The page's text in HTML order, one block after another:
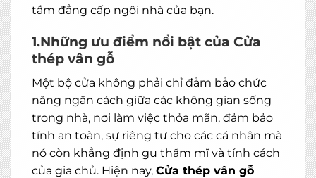
tầm đẳng cấp ngôi nhà của bạn.
1.Những ưu điểm nổi bật của Cửa
thép vân gỗ
Một bộ cửa không phải chỉ đảm bảo chức
năng ngăn cách giữa các không gian sống
trong nhà, nơi làm việc thỏa mãn, đảm bảo
tính an toàn, sự riêng tư cho các cá nhân mà
nó còn khẳng định gu thẩm mĩ và tính cách
của gia chủ. Hiện nay, Cửa thép vân gỗ